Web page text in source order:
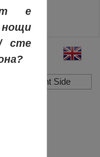
Hide Right Side
е
сте